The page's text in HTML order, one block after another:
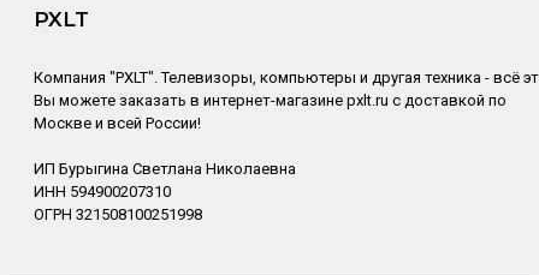
PXLT
Компания "PXLT". Телевизоры, компьютеры и другая техника - всё
Вы можете заказать в интернет-магазине pxlt.ru с доставкой по
Москве и всей России!
ИП Бурыгина Светлана Николаевна
ИНН 594900207310
ОГРН 321508100251998